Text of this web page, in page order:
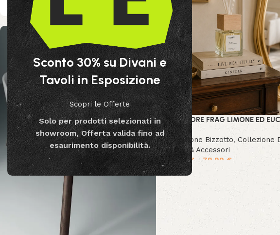
Sconto 30% su Divani e
Tavoli in Esposizione
Scopri le Offerte
Solo per prodotti selezionati in
showroom, Offerta valida fino ad
esaurimento disponibilità.
DIFFUSORE FRAG LIMONE ED
Collezione Bizzotto, Collezione
Decor & Accessori
39.99€ 79.99 €